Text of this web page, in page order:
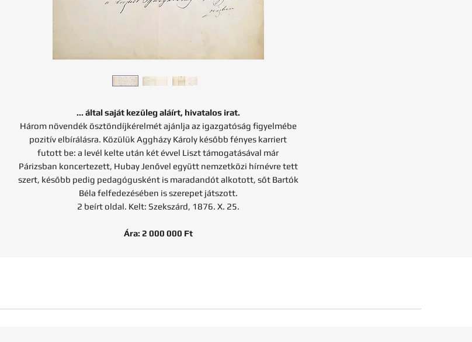
... által saját kezűleg aláírt, hivatalos irat.
Három növendék ösztöndíjkérelmét ajánlja az igazgatóság figyelmébe
pozitív elbírálásra. Közülük Aggházy Károly később fényes karriert
futott be: a levél kelte után két évvel Liszt támogatásával már
Párizsban koncertezett, Hubay Jenővel együtt nemzetközi hírnévre tett
szert, később pedig pedagógusként is maradandót alkotott, sőt Bartók
Béla felfedezésében is szerepet játszott.
2 beírt oldal. Kelt: Szekszárd, 1876. X. 25.
Ára: 2 000 000 Ft